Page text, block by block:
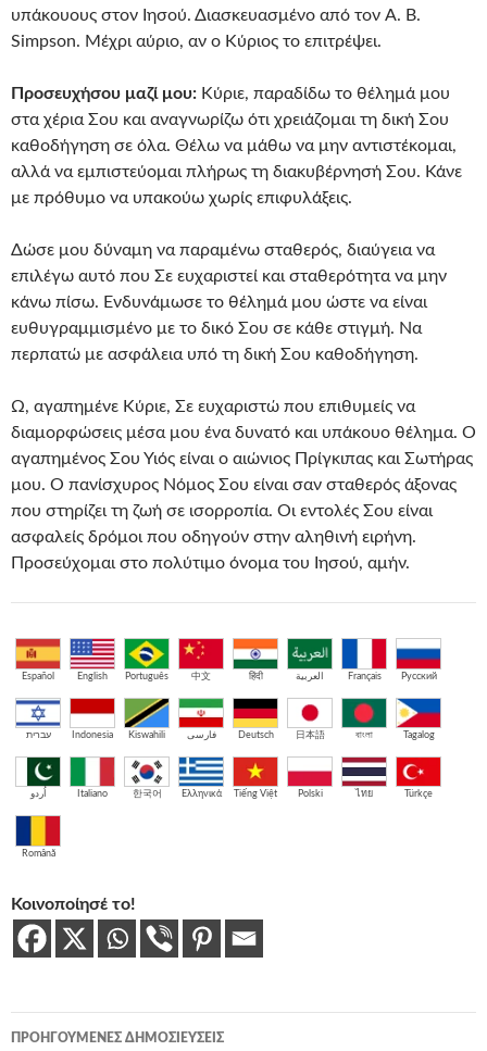
υπάκουους στον Ιησού. Διασκευασμένο από τον A. B.
Simpson. Μέχρι αύριο, αν ο Κύριος το επιτρέψει.
Προσευχήσου μαζί μου: Κύριε, παραδίδω το θέλημά μου
στα χέρια Σου και αναγνωρίζω ότι χρειάζομαι τη δική Σου
καθοδήγηση σε όλα. Θέλω να μάθω να μην αντιστέκομαι,
αλλά να εμπιστεύομαι πλήρως τη διακυβέρνησή Σου. Κάνε
με πρόθυμο να υπακούω χωρίς επιφυλάξεις.
Δώσε μου δύναμη να παραμένω σταθερός, διαύγεια να
επιλέγω αυτό που Σε ευχαριστεί και σταθερότητα να μην
κάνω πίσω. Ενδυνάμωσε το θέλημά μου ώστε να είναι
ευθυγραμμισμένο με το δικό Σου σε κάθε στιγμή. Να
περπατώ με ασφάλεια υπό τη δική Σου καθοδήγηση.
Ω, αγαπημένε Κύριε, Σε ευχαριστώ που επιθυμείς να
διαμορφώσεις μέσα μου ένα δυνατό και υπάκουο θέλημα. Ο
αγαπημένος Σου Υιός είναι ο αιώνιος Πρίγκιπας και Σωτήρας
μου. Ο πανίσχυρος Νόμος Σου είναι σαν σταθερός άξονας
που στηρίζει τη ζωή σε ισορροπία. Οι εντολές Σου είναι
ασφαλείς δρόμοι που οδηγούν στην αληθινή ειρήνη.
Προσεύχομαι στο πολύτιμο όνομα του Ιησού, αμήν.
Español English Português 中文 हिंदी العربية Français Русский
עברית Indonesia Kiswahili فارسی Deutsch 日本語 বাংলা Tagalog
اُردو Italiano 한국어 Ελληνικά Tiếng Việt Polski ไทย Türkçe
Română
Κοινοποίησέ το!
Πλοήγηση
ΠΡΟΗΓΟΎΜΕΝΕΣ ΔΗΜΟΣΙΕΎΣΕΙΣ